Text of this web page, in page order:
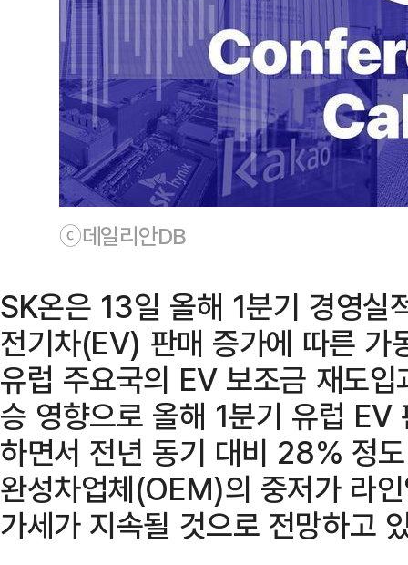
ⓒ데일리안DB
SK온은 13일 올해 1분기 경영실
전기차(EV) 판매 증가에 따른 가
유럽 주요국의 EV 보조금 재도
승 영향으로 올해 1분기 유럽
하면서 전년 동기 대비 28% 정
완성차업체(OEM)의 중저가 라
가세가 지속될 것으로 전망하고